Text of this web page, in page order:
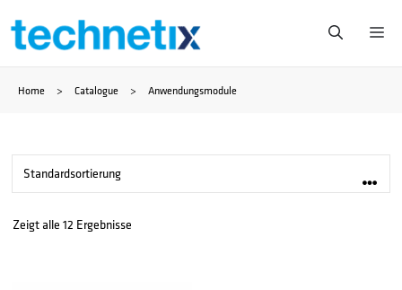
Zum
springen
Home > Catalogue > Anwendungsmodule
Zeigt alle 12 Ergebnisse